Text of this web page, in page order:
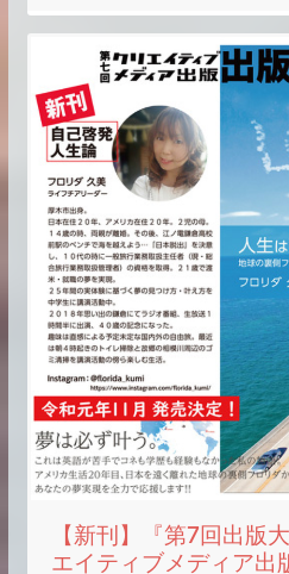
【新刊】『第7回出版
エイティブメディア出